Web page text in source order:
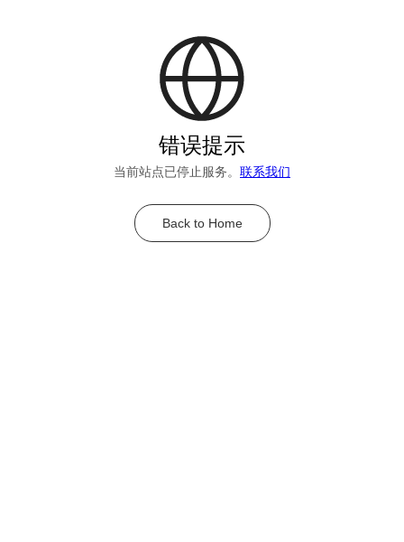
错误提示
当前站点已停止服务。 联系我们
Back to Home